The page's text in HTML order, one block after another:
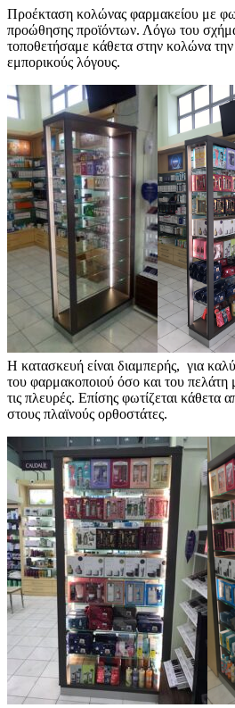
Προέκταση κολώνας φαρμακείου με
προώθησης προϊόντων. Λόγω του
τοποθετήσαμε κάθετα στην κολώνα
εμπορικούς λόγους.
Η κατασκευή είναι διαμπερής, για
του φαρμακοποιού όσο και του
τις πλευρές. Επίσης φωτίζεται κάθετα
στους πλαϊνούς ορθοστάτες.